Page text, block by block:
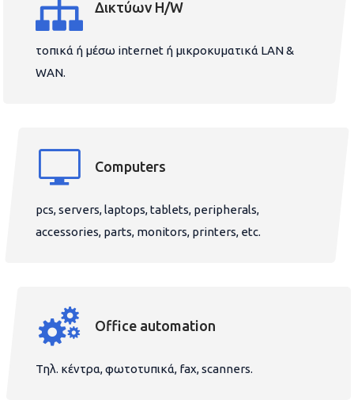
Δικτύων H/W
τοπικά ή μέσω internet ή μικροκυματικά LAN &
WAN.
Computers
pcs, servers, laptops, tablets, peripherals,
accessories, parts, monitors, printers, etc.
Office automation
Τηλ. κέντρα, φωτοτυπικά, fax, scanners.